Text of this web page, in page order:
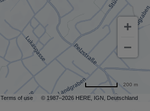
Terms of use © 1987–2026 HERE, IGN, Deutschland
200 m